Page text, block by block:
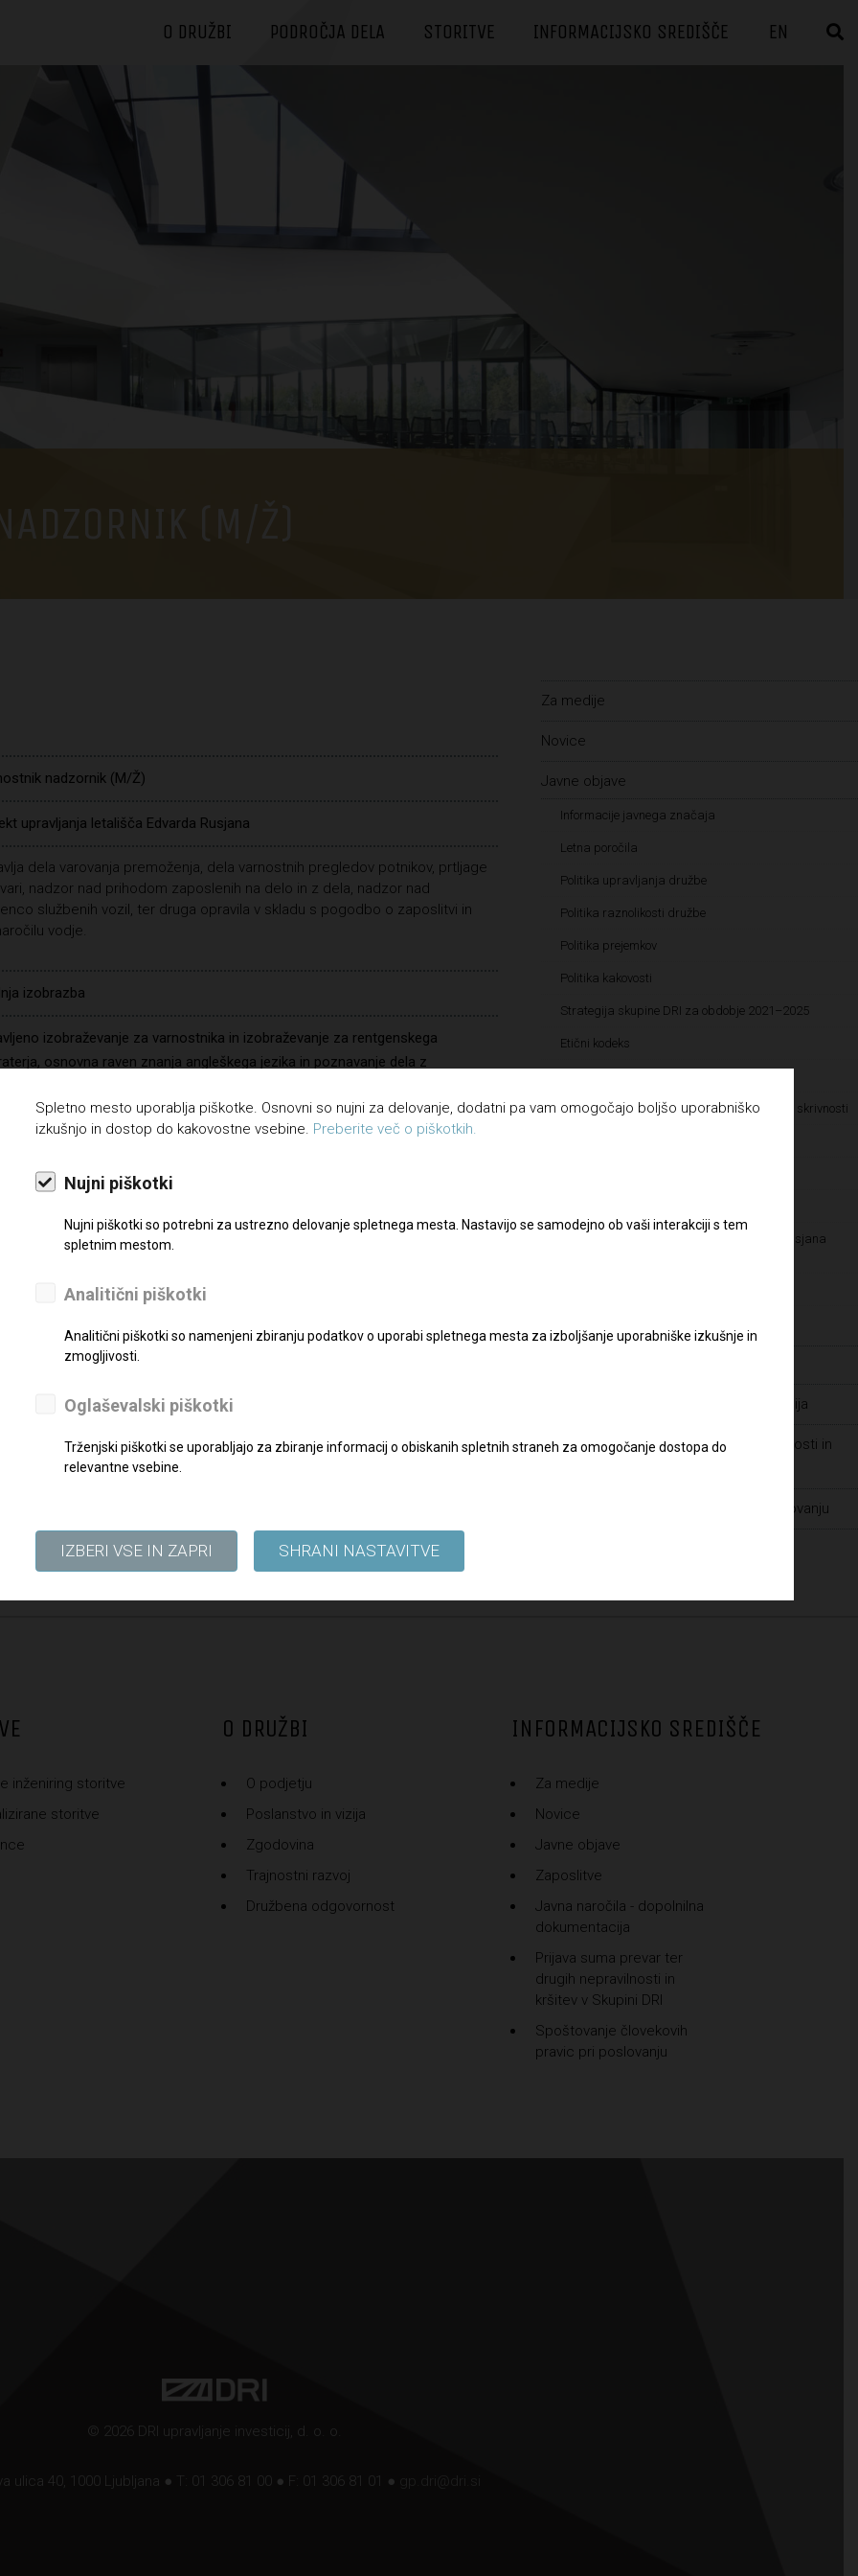
O DRUŽBI PODROČJA DELA STORITVE INFORMACIJSKO SREDIŠČE EN
(M/Ž)
nadzornik (M/Ž)
upravljanja letališča Edvarda Rusjana
dela varovanja premoženja, dela varnostnih pregledov potnikov, prtljage
nadzor nad prihodom zaposlenih na delo in z dela, nadzor nad
službenih vozil, ter druga opravila v skladu s pogodbo o zaposlitvi in
vodje.
izobrazba
izobraževanje za varnostnika in izobraževanje za rentgenskega
osnovna raven znanja angleškega jezika in poznavanje dela z
čas
dokazili pošljite najkasneje do
Za medije
Novice
Javne objave
Informacije javnega značaja
Letna poročila
Politika upravljanja družbe
Politika raznolikosti družbe
Politika prejemkov
Politika kakovosti
Strategija skupine DRI za obdobje 2021–2025
Etični kodeks
Pravilnik o določanju in varovanju poslovnih skrivnosti
Kultura pravičnosti – Letališče Edvarda Rusjana
Javna naročila - dopolnilna dokumentacija
Prijava suma prevar ter drugih nepravilnosti in
Spoštovanje človekovih pravic pri poslovanju
inženiring storitve
storitve
O DRUŽBI
O podjetju
Poslanstvo in vizija
Zgodovina
Trajnostni razvoj
Družbena odgovornost
INFORMACIJSKO SREDIŠČE
Za medije
Novice
Javne objave
Zaposlitve
Javna naročila - dopolnilna
dokumentacija
Prijava suma prevar ter
drugih nepravilnosti in
kršitev v Skupini DRI
Spoštovanje človekovih
pravic pri poslovanju
© 2026 DRI upravljanje investicij, d. o. o.
ulica 40, 1000 Ljubljana ● T: 01 306 81 00 ● F: 01 306 81 01 ●
Spletno mesto uporablja piškotke. Osnovni so nujni za delovanje, dodatni pa vam omogočajo boljšo uporabniško
izkušnjo in dostop do kakovostne vsebine. Preberite več o piškotkih.
Nujni piškotki
Nujni piškotki so potrebni za ustrezno delovanje spletnega mesta. Nastavijo se samodejno ob vaši interakciji s tem
spletnim mestom.
Analitični piškotki
Analitični piškotki so namenjeni zbiranju podatkov o uporabi spletnega mesta za izboljšanje uporabniške izkušnje in
zmogljivosti.
Oglaševalski piškotki
Trženjski piškotki se uporabljajo za zbiranje informacij o obiskanih spletnih straneh za omogočanje dostopa do
relevantne vsebine.
IZBERI VSE IN ZAPRI SHRANI NASTAVITVE